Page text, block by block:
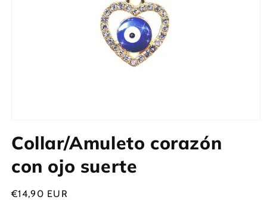
multimedia
1
una
Collar/Amuleto corazón
con ojo suerte
Precio
€14,90 EUR